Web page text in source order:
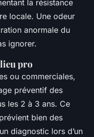
la résistance
locale. Une odeur
anormale du
ignorer.
pro
ou commerciales,
préventif des
les 2 à 3 ans. Ce
bien des
diagnostic lors d’un